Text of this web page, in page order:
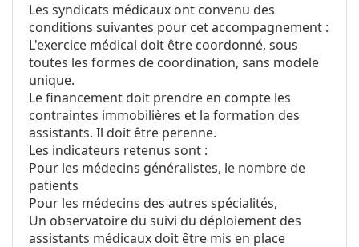
Les syndicats médicaux ont convenu des
conditions suivantes pour cet accompagnement :
L'exercice médical doit être coordonné, sous
toutes les formes de coordination, sans modele
unique.
Le financement doit prendre en compte les
contraintes immobilières et la formation des
assistants. Il doit être perenne.
Les indicateurs retenus sont :
Pour les médecins généralistes, le nombre de
patients
Pour les médecins des autres spécialités,
Un observatoire du suivi du déploiement des
assistants médicaux doit être mis en place